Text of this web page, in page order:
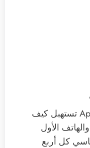
‏أنا اشوف أن شركة Apple تستهبل كيف
تصدر هاتف iPhone SE والهاتف الأول
‏كل أربع